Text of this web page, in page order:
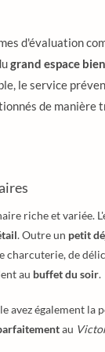
d'évaluation
grand espace
le service
de manière
riche et variée.
. Outre un petit
charcuterie, de
au buffet du soir.
avez également la
au